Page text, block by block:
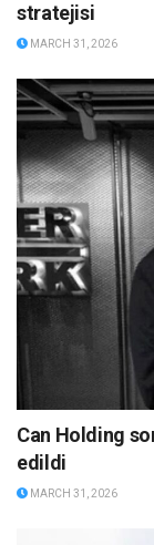
stratejisi
MARCH 31, 2026
Can Holding
edildi
MARCH 31, 2026